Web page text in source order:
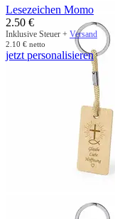
Lesezeichen Momo
2.50 €
Inklusive Steuer + Versand
2.10 € netto
jetzt personalisieren